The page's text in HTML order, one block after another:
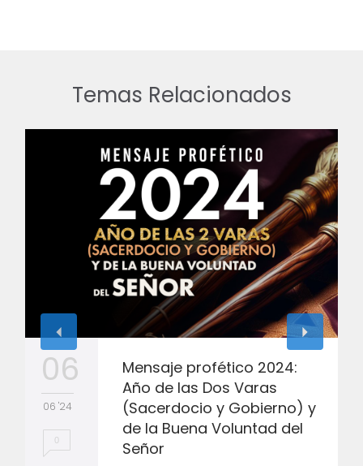
Temas Relacionados
06
06 '24
0
Mensaje profético 2024:
Año de las Dos Varas
(Sacerdocio y Gobierno) y
de la Buena Voluntad del
Señor